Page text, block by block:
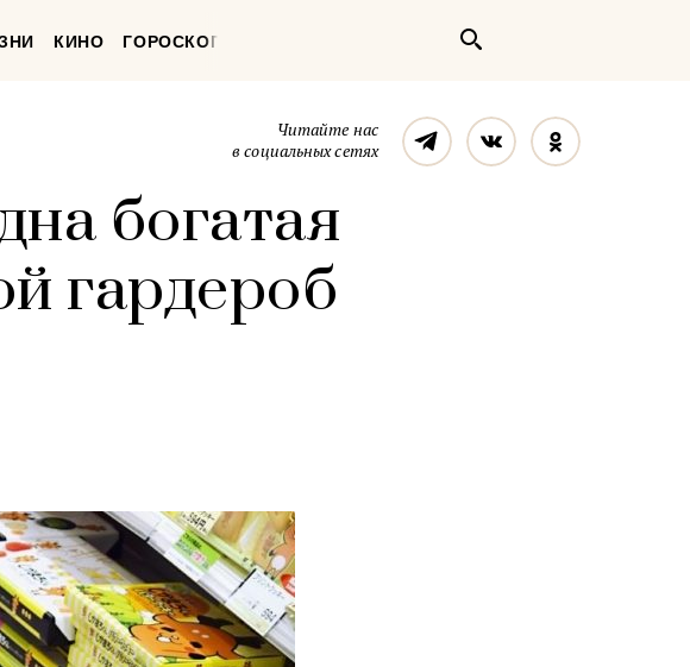
КИНО ГОРОСКОП
Читайте нас
в социальных сетях
ТелеграмВконтакте
богатая
гардероб